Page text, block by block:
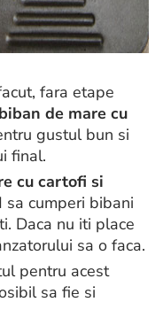
fara etape
biban de mare cu
gustul bun si
final.
cu cartofi si
sa cumperi bibani
Daca nu iti place
sa o faca.
pentru acest
sa fie si